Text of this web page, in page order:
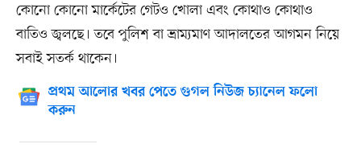
কোনো কোনো মার্কেটের গেটও খোলা এবং কোথাও কোথাও
বাতিও জ্বলছে। তবে পুলিশ বা ভ্রাম্যমাণ আদালতের আগমন নিয়ে
সবাই সতর্ক থাকেন।
প্রথম আলোর খবর পেতে গুগল নিউজ চ্যানেল ফলো
করুন